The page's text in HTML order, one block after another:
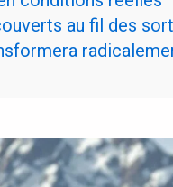
au fil des